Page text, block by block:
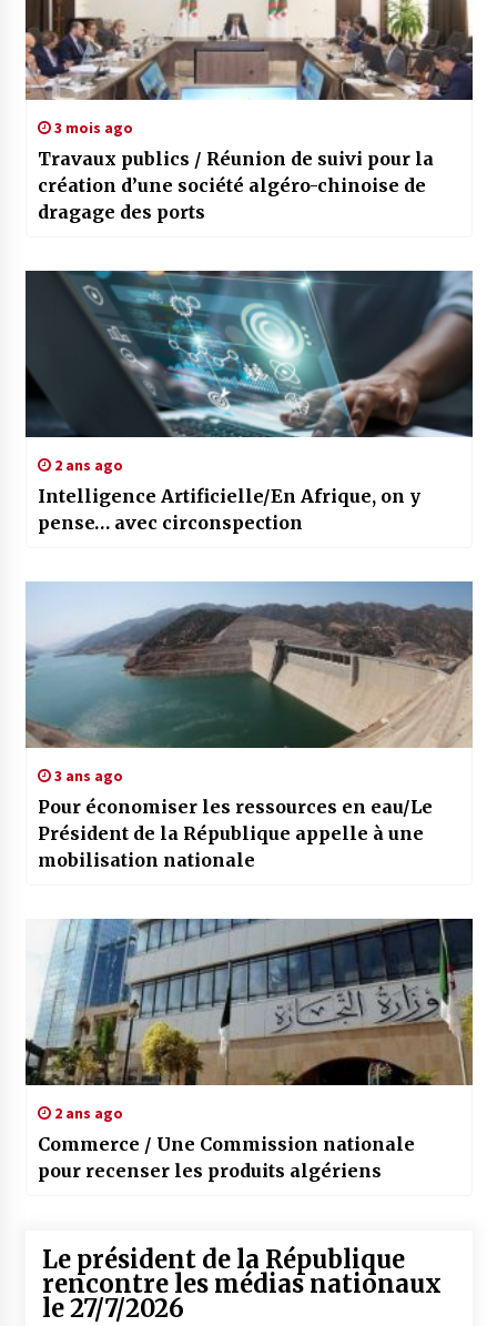
3 mois ago
Travaux publics / Réunion de suivi pour la
création d’une société algéro-chinoise de
dragage des ports
2 ans ago
Intelligence Artificielle/En Afrique, on y
pense… avec circonspection
3 ans ago
Pour économiser les ressources en eau/Le
Président de la République appelle à une
mobilisation nationale
2 ans ago
Commerce / Une Commission nationale
pour recenser les produits algériens
Le président de la République
rencontre les médias nationaux
le 27/7/2026